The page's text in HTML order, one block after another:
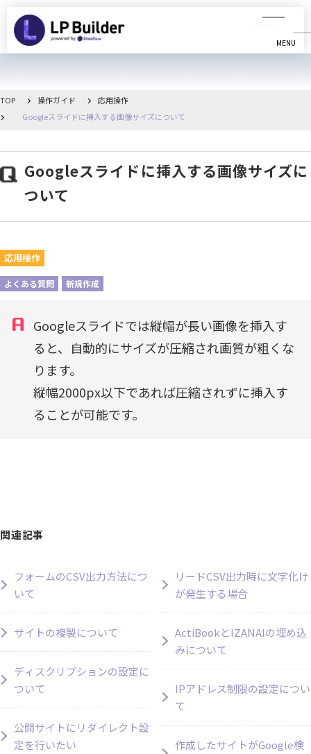
MENU
CLOSE
動画マニュアル
リリース情報
TOP 操作ガイド
応用操作
Googleスライドに挿入する画像サイズについて
Googleスライドに挿入する画像サイズに
ついて
応用操作
よくある質問 新規作成
Googleスライドでは縦幅が長い画像を挿入す
ると、自動的にサイズが圧縮され画質が粗くな
ります。
縦幅2000px以下であれば圧縮されずに挿入す
ることが可能です。
関連記事
フォームのCSV出力方法につ
いて
サイトの複製について
ディスクリプションの設定に
ついて
公開サイトにリダイレクト設
定を行いたい
リードCSV出力時に文字化け
が発生する場合
ActiBookとIZANAIの埋め込
みについて
IPアドレス制限の設定につい
て
作成したサイトがGoogle検